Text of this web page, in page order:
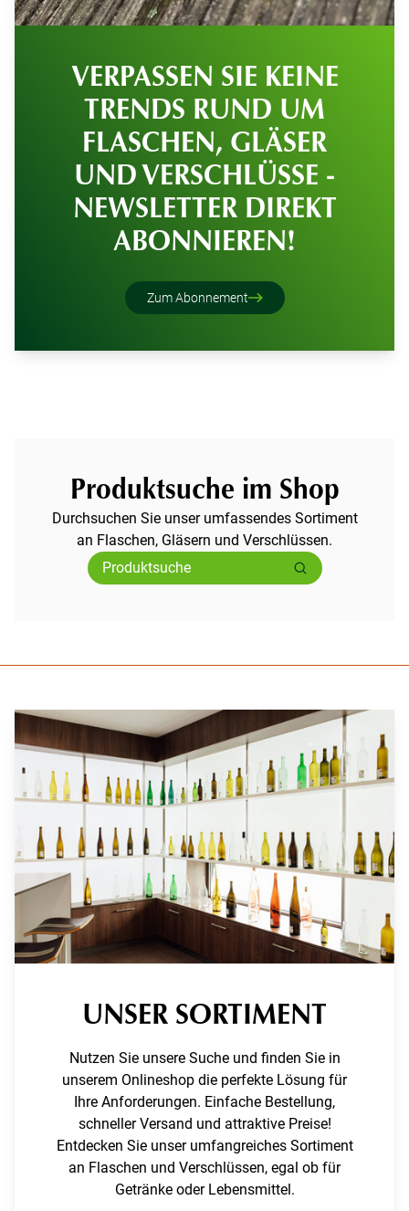
VERPASSEN SIE KEINE
TRENDS RUND UM
FLASCHEN, GLÄSER
UND VERSCHLÜSSE -
NEWSLETTER DIREKT
ABONNIEREN!
Zum Abonnement
Produktsuche im Shop
Durchsuchen Sie unser umfassendes Sortiment
an Flaschen, Gläsern und Verschlüssen.
UNSER SORTIMENT
Nutzen Sie unsere Suche und finden Sie in
unserem Onlineshop die perfekte Lösung für
Ihre Anforderungen. Einfache Bestellung,
schneller Versand und attraktive Preise!
Entdecken Sie unser umfangreiches Sortiment
an Flaschen und Verschlüssen, egal ob für
Getränke oder Lebensmittel.